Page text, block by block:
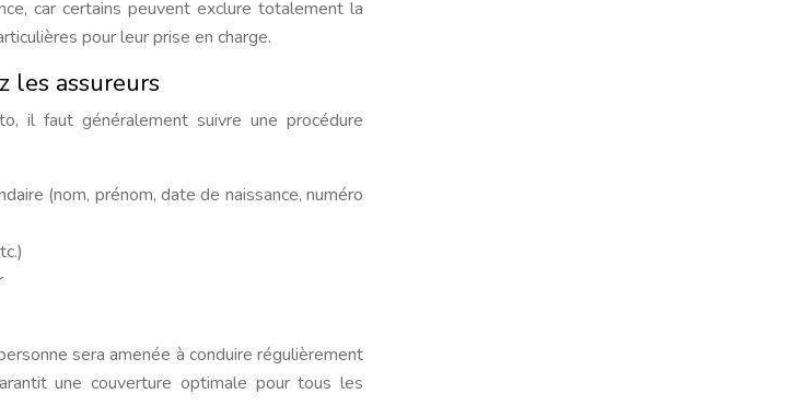
car certains peuvent exclure totalement la
pour leur prise en charge.
les assureurs
il faut généralement suivre une procédure
(nom, prénom, date de naissance, numéro
sera amenée à conduire régulièrement
une couverture optimale pour tous les